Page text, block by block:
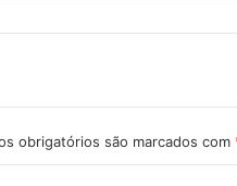
obrigatórios são marcados com